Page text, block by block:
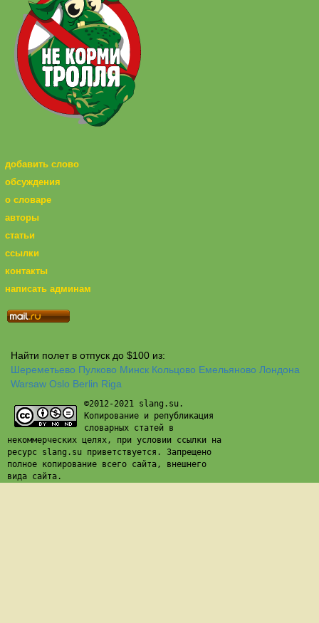
добавить слово
обсуждения
о словаре
авторы
статьи
ссылки
контакты
написать админам
Найти полет в отпуск до $100 из:
Шереметьево Пулково Минск Кольцово Емельяново Лондона
Warsaw Oslo Berlin Riga
©2012-2021 slang.su.
Копирование и републикация
словарных статей в
некоммерческих целях, при условии ссылки на
ресурс slang.su приветствуется. Запрещено
полное копирование всего сайта, внешнего
вида сайта.